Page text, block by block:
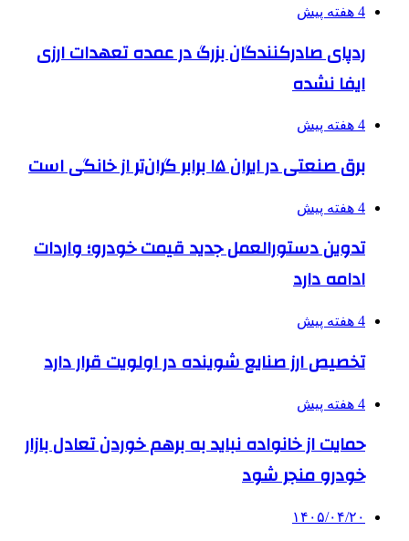
4 هفته پیش
ردپای صادرکنندگان بزرگ در عمده تعهدات ارزی
ایفا نشده
4 هفته پیش
برق صنعتی در ایران ۱۵ برابر گران‌تر از خانگی است
4 هفته پیش
تدوین دستورالعمل جدید قیمت خودرو؛ واردات
ادامه دارد
4 هفته پیش
تخصیص ارز صنایع شوینده در اولویت قرار دارد
4 هفته پیش
حمایت از خانواده نباید به برهم خوردن تعادل بازار
خودرو منجر شود
۱۴۰۵/۰۴/۲۰